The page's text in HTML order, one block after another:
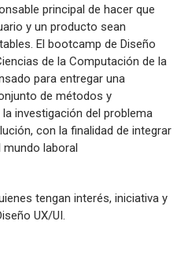
principal de hacer que
y un producto sean
El bootcamp de Diseño
de la Computación de la
para entregar una
de métodos y
investigación del problema
con la finalidad de integrar
laboral
tengan interés, iniciativa y
UX/UI.